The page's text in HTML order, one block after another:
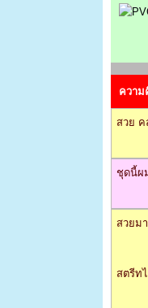
ความ
สวย ค
ชุดนี้ผ
สวยม
สตรีท